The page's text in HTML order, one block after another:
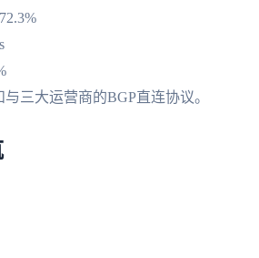
三大运营商的BGP直连协议。